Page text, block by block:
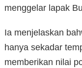
menggelar lapak
Ia menjelaskan
hanya sekadar
memberikan nilai